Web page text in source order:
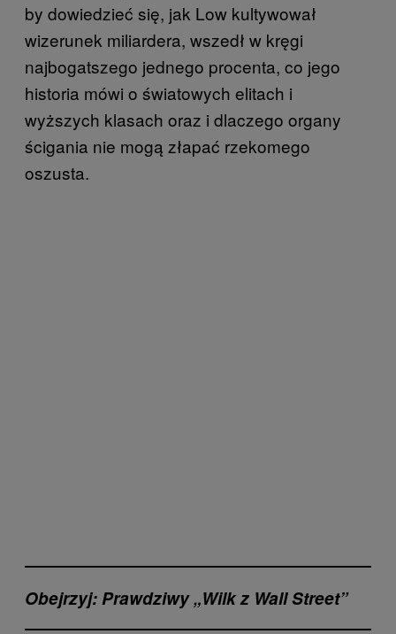
by dowiedzieć się, jak Low kultywował
wizerunek miliardera, wszedł w kręgi
najbogatszego jednego procenta, co jego
historia mówi o światowych elitach i
wyższych klasach oraz i dlaczego organy
ścigania nie mogą złapać rzekomego
oszusta.
Obejrzyj: Prawdziwy „Wilk z Wall Street”